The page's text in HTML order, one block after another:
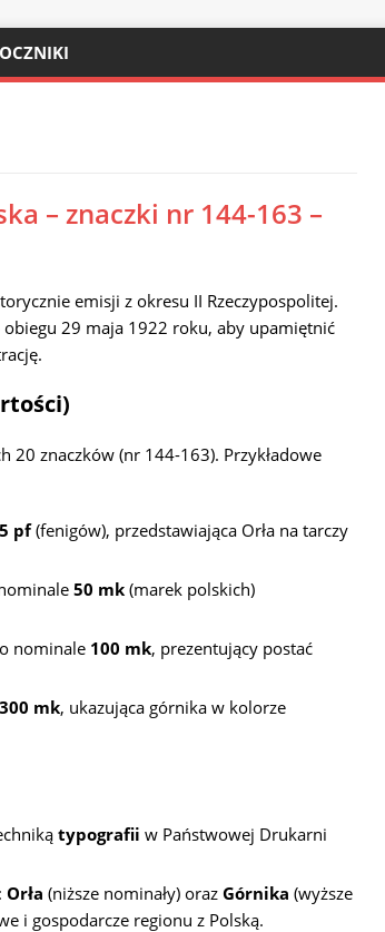
– znaczki nr 144-163 –
emisji z okresu II Rzeczypospolitej.
29 maja 1922 roku, aby upamiętnić
20 znaczków (nr 144-163). Przykładowe
5 pf(fenigów), przedstawiająca Orła na tarczy
50 mk (marek polskich)
nominale 100 mk, prezentujący postać
300 mk, ukazująca górnika w kolorze
typografii w Państwowej Drukarni
Orła (niższe nominały) oraz Górnika (wyższe
i gospodarcze regionu z Polską.